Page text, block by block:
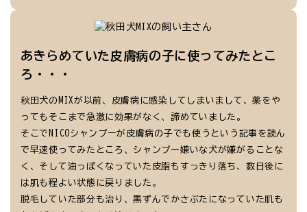
あきらめていた皮膚病の子に使ってみたとこ
ろ・・・
秋田犬のMIXが以前、皮膚病に感染してしまいまして、薬をや
ってもそこまで急激に効果がなく、諦めていました。
そこでNICOシャンプーが皮膚病の子でも使うという記事を読ん
で早速使ってみたところ、シャンプー嫌いな犬が嫌がることな
く、そして油っぽくなっていた皮脂もすっきり落ち、数日後に
は肌も程よい状態に戻りました。
脱毛していた部分も治り、黒ずんでかさぶたになっていた肌も